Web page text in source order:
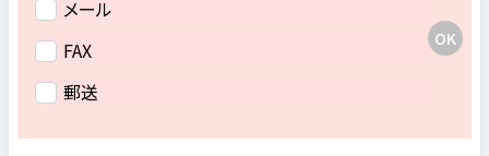
メール
FAX
郵送